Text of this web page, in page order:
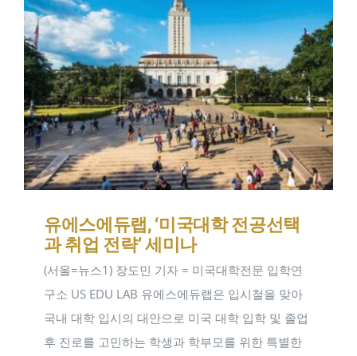
유에스에듀랩, ‘미국대학 전공선택
과 취업 전략’ 세미나
(서울=뉴스1) 장도민 기자 = 미국대학전문 입학연
구소 US EDU LAB 유에스에듀랩은 입시철을 맞아
국내 대학 입시의 대안으로 미국 대학 입학 및 졸업
후 진로를 고민하는 학생과 학부모를 위한 특별한